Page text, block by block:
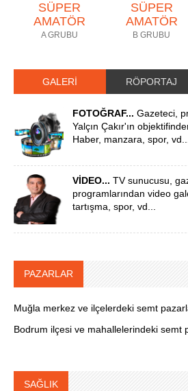
SÜPER
AMATÖR
A GRUBU
SÜPER
AMATÖR
B GRUBU
GALERİ RÖPORTAJ
FOTOĞRAF... Gazeteci,
Yalçın Çakır'ın
Haber, manzara, spor, vd...
VİDEO... TV sunucusu,
programlarından video
tartışma, spor, vd...
PAZARLAR
Muğla merkez ve ilçelerdeki semt
Bodrum ilçesi ve mahallelerindeki semt
SAĞLIK